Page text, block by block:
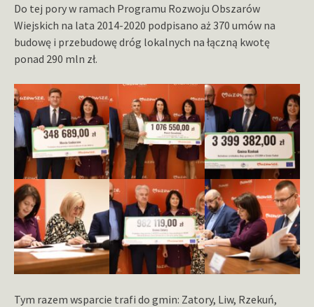
Do tej pory w ramach Programu Rozwoju Obszarów
Wiejskich na lata 2014-2020 podpisano aż 370 umów na
budowę i przebudowę dróg lokalnych na łączną kwotę
ponad 290 mln zł.
Tym razem wsparcie trafi do gmin: Zatory, Liw, Rzekuń,